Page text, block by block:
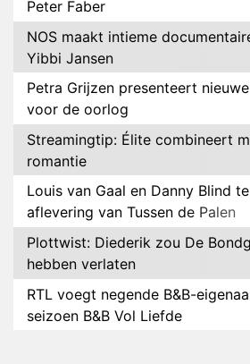
Peter Faber
NOS maakt intieme
Yibbi Jansen
Petra Grijzen presenteert
voor de oorlog
Streamingtip: Élite combineert
romantie
Louis van Gaal en Danny Blind
aflevering van Tussen de Palen
Plottwist: Diederik zou De
hebben verlaten
RTL voegt negende B&B-
seizoen B&B Vol Liefde